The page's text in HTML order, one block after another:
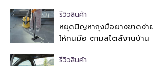
รีวิวสินค้า
หยุดปัญหาถุงมือยางขาดง่า
ให้ทนมือ ตามสไตล์งานบ้าน
รีวิวสินค้า